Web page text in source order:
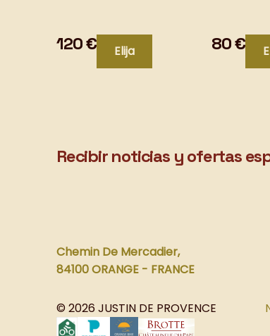
120 € Elija 80 €
Recibir noticias y ofertas
Chemin De Mercadier,
84100 ORANGE - FRANCE
© 2026 JUSTIN DE PROVENCE